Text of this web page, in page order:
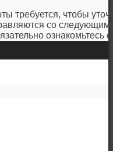
требуется, чтобы
со
ознакомьтесь